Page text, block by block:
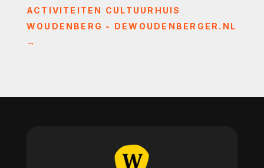
ACTIVITEITEN CULTUURHUIS
WOUDENBERG - DEWOUDENBERGER.NL
→